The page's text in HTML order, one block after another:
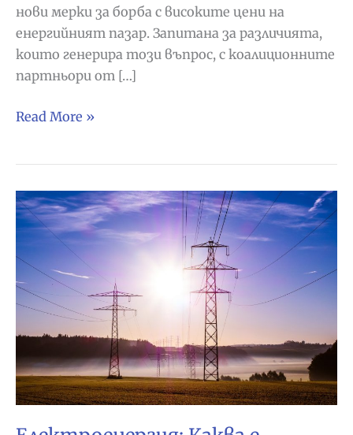
нови мерки за борба с високите цени на
енергийният пазар. Запитана за различията,
които генерира този въпрос, с коалиционните
партньори от […]
От
че
предприетите
мерки
ретушират
поскъпването
електроенергията
Read More »